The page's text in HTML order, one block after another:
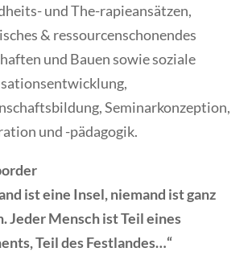
und The-rapieansätzen,
& ressourcenschonendes
und Bauen sowie soziale
Seminarkonzeption,
und -pädagogik.
ist eine Insel, niemand ist ganz
Jeder Mensch ist Teil eines
Teil des Festlandes…“